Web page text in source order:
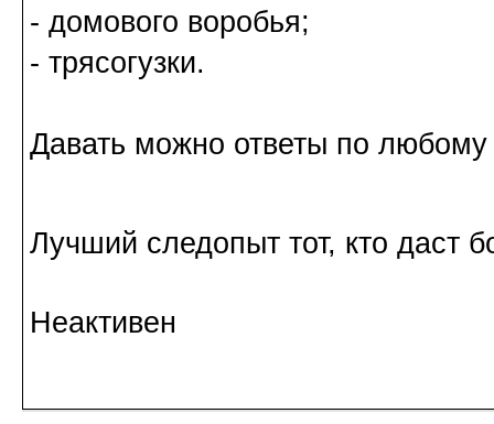
- домового воробья;
- трясогузки.
Давать можно ответы по любому
Лучший следопыт тот, кто даст
Неактивен